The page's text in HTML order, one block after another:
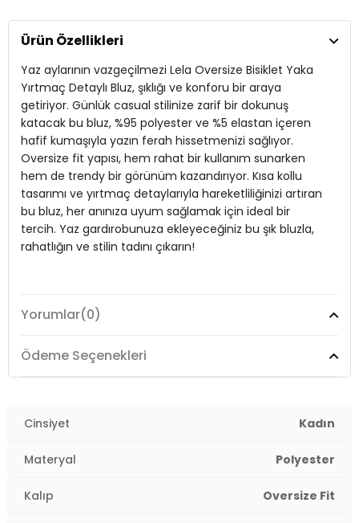
Model:
Mevsim:Yazlık
Materyal:% 95 Polyester % 5 Elastan
Yaka Tipi:Bisiklet Yaka
Kol Tipi:Kısa Kol
Kalınlık: İnce
Kalıp Bilgisi:Oversize Fit
Yaş Grubu:
Ürün Özellikleri
Yaz aylarının vazgeçilmezi Lela Oversize Bisiklet Yaka
Yırtmaç Detaylı Bluz, şıklığı ve konforu bir araya
getiriyor. Günlük casual stilinize zarif bir dokunuş
katacak bu bluz, %95 polyester ve %5 elastan içeren
hafif kumaşıyla yazın ferah hissetmenizi sağlıyor.
Oversize fit yapısı, hem rahat bir kullanım sunarken
hem de trendy bir görünüm kazandırıyor. Kısa kollu
tasarımı ve yırtmaç detaylarıyla hareketliliğinizi artıran
bu bluz, her anınıza uyum sağlamak için ideal bir
tercih. Yaz gardırobunuza ekleyeceğiniz bu şık bluzla,
rahatlığın ve stilin tadını çıkarın!
Yorumlar(0)
Ödeme Seçenekleri
Cinsiyet Kadın
Materyal Polyester
Kalıp Oversize Fit